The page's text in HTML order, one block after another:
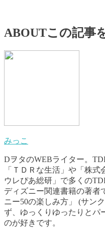
ABOUTこの記事
みっこ
DヲタのWEBライター。
「ＴＤＲな生活」や「株
ウレぴあ総研」で多くの
ディズニー関連書籍の著者
ニー50の楽しみ方」 (サン
ず、ゆっくりゆったりとパ
のが好きです。